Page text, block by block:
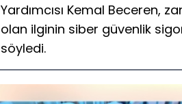
Yardımcısı Kemal Beceren,
olan ilginin siber güvenlik
söyledi.